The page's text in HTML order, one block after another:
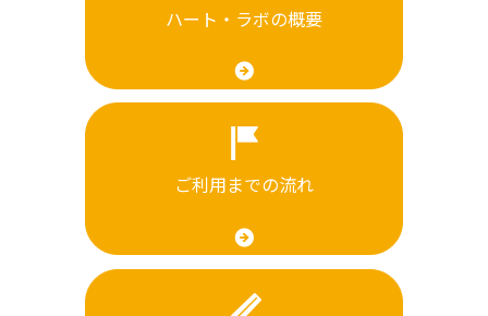
ハート・ラボの概要
ご利用までの流れ